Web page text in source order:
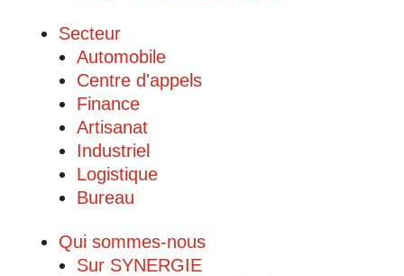
Secteur
Automobile
Centre d'appels
Finance
Artisanat
Industriel
Logistique
Bureau
Qui sommes-nous
Sur SYNERGIE